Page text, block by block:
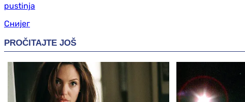
pustinja
Снијег